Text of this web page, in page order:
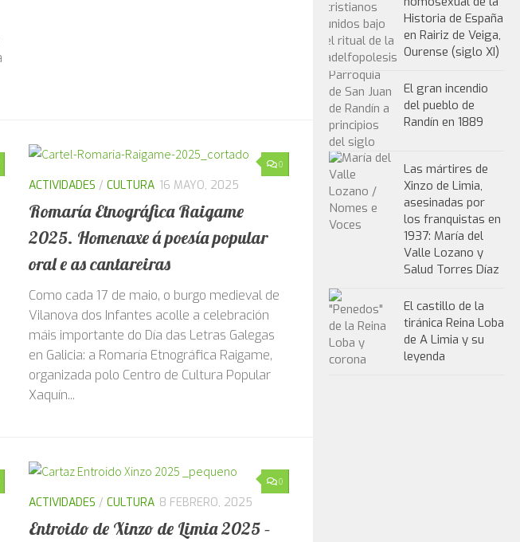
ACTIVIDADES /CULTURA 16 MAYO, 2025
Romaría Etnográfica Raigame
2025. Homenaxe á poesía popular
oral e as cantareiras
Como cada 17 de maio, o burgo medieval de
Vilanova dos Infantes acolle a celebración
máis importante do Día das Letras Galegas
en Galicia: a Romaría Etnográfica Raigame,
organizada polo Centro de Cultura Popular
ACTIVIDADES/CULTURA 8 FEBRERO, 2025
Historia de España
en Rairiz de Veiga,
Ourense (siglo XI)
El gran incendio
del pueblo de
Randín en 1889
Las mártires de
Xinzo de Limia,
asesinadas por
los franquistas en
1937: María del
Valle Lozano y
Salud Torres Díaz
El castillo de la
tiránica Reina Loba
de A Limia y su
leyenda